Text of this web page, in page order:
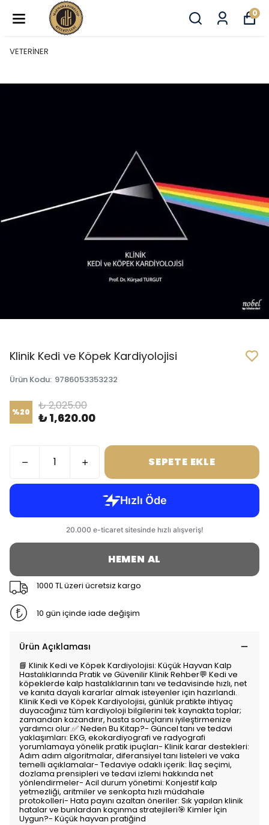
0
VETERİNER
Klinik Kedi ve Köpek Kardiyolojisi
Ürün Kodu: 9786053353232
%20 ₺ 2,025.00
₺ 1,620.00
SEPETE EKLE
HEMEN AL
1000 TL üzeri ücretsiz kargo
10 gün içinde iade değişim
Ürün Açıklaması
📘 Klinik Kedi ve Köpek Kardiyolojisi: Küçük Hayvan Kalp
Hastalıklarında Pratik ve Güvenilir Klinik Rehber💬 Kedi ve
köpeklerde kalp hastalıklarının tanı ve tedavisinde hızlı, net
ve kanıta dayalı kararlar almak isteyenler için hazırlandı.
Klinik Kedi ve Köpek Kardiyolojisi, günlük pratikte ihtiyaç
duyacağınız tüm kardiyoloji bilgilerini tek kaynakta toplar;
zamandan kazandırır, hasta sonuçlarını iyileştirmenize
yardımcı olur.✅ Neden Bu Kitap?- Güncel tanı ve tedavi
yaklaşımları: EKG, ekokardiyografi ve radyografi
yorumlamaya yönelik pratik ipuçları- Klinik karar destekleri:
Adım adım algoritmalar, diferansiyel tanı listeleri ve vaka
temelli açıklamalar- Tedaviye odaklı içerik: İlaç seçimi,
dozlama prensipleri ve tedavi izlemi hakkında net
yönlendirmeler- Acil durum yönetimi: Konjestif kalp
yetmezliği, aritmiler ve senkopta hızlı müdahale
protokolleri- Hata payını azaltan öneriler: Sık yapılan klinik
hatalar ve bunlardan kaçınma stratejileri🎯 Kimler İçin
Uygun?- Küçük hayvan pratiğind